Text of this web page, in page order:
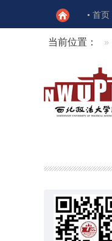
首页
当前位置：